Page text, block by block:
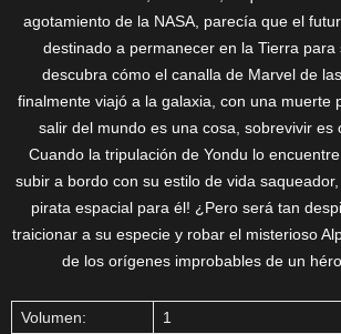
agotamiento de la NASA, parecía que el
destinado a permanecer en la Tierra para
descubra cómo el canalla de Marvel de
finalmente viajó a la galaxia, con una muerte
salir del mundo es una cosa, sobrevivir es
Cuando la tripulación de Yondu lo
subir a bordo con su estilo de vida
pirata espacial para él! ¿Pero será tan
traicionar a su especie y robar el misterioso
de los orígenes improbables de un
Volumen:
1